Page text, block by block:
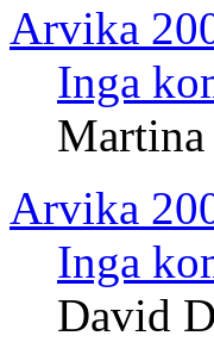
Arvika
Inga
Martina
Arvika
Inga
David